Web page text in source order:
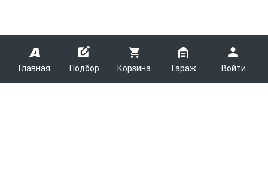
Главная Подбор Корзина Гараж Войти